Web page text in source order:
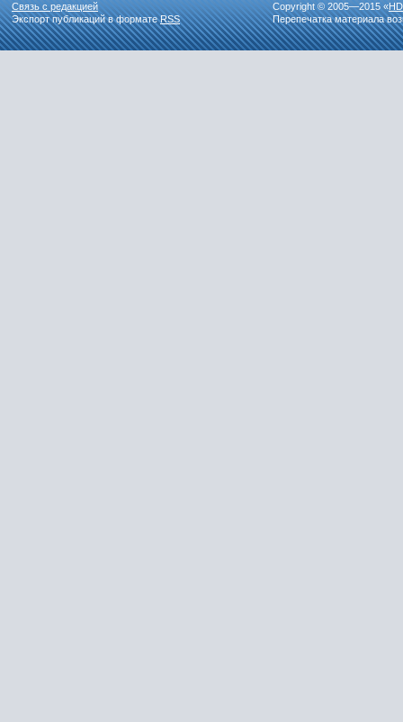
Связь с редакцией
Экспорт публикаций в форматеRSS
Copyright © 2005—2015 «
Перепечатка материала